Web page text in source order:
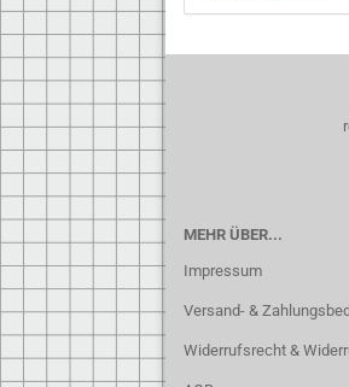
MEHR ÜBER...
Impressum
Versand- &
Widerrufsrecht &